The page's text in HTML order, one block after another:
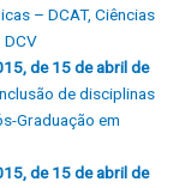
– DCAT, Ciências
DCV
de 15 de abril de
de disciplinas
Graduação em
de 15 de abril de